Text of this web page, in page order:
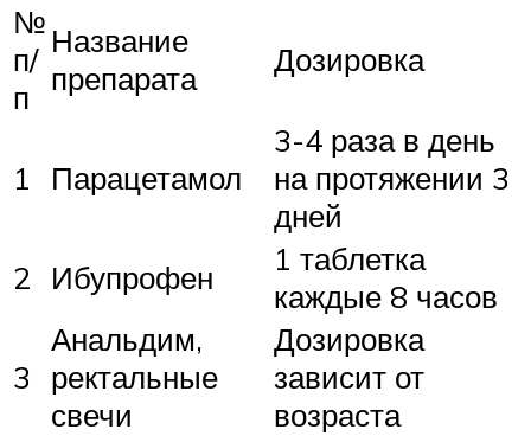
№
п/
п
Название
препарата
Дозировка
1 Парацетамол
3-4 раза в день
на протяжении 3
дней
2
Ибупрофен
1 таблетка
каждые 8 часов
3
Анальдим,
ректальные
свечи
Дозировка
зависит от
возраста